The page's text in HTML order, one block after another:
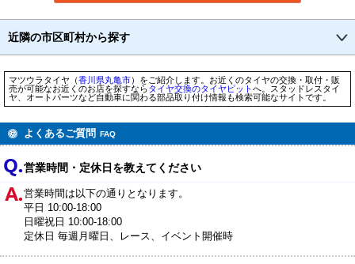
近隣の市区町村から探す
マツウラタイヤ（香川県丸亀市）をご紹介します。お近くのタイヤの交換・取付・販
売が可能なお近くのお店を探すならタイヤ交換のタイヤピットへ。スタッドレスタイ
ヤ、オートパーツなど自動車に関わる部品取り付け情報も検索可能なサイトです。
よくあるご質問 FAQ
営業時間・定休日を教えてください
営業時間は以下の通りとなります。
平日 10:00-18:00
日曜祝日 10:00-18:00
定休日 毎週月曜日、レース、イベント開催時